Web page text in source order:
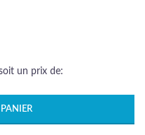
un prix de: